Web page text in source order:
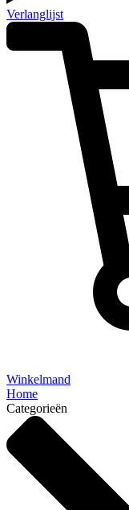
Verlanglijst
Winkelmand
Home
Categorieën